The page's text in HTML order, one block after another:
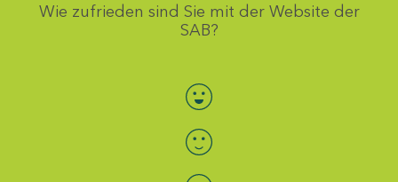
Wie zufrieden sind Sie mit der Website der
SAB?
Bewertung auswählen